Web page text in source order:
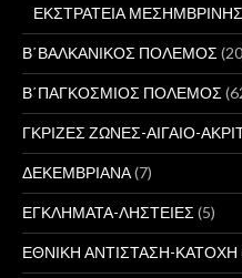
ΕΚΣΤΡΑΤΕΙΑ ΜΕΣΗΜΒΡΙΝΗΣ
Β΄ΒΑΛΚΑΝΙΚΟΣ ΠΟΛΕΜΟΣ
Β΄ΠΑΓΚΟΣΜΙΟΣ ΠΟΛΕΜΟΣ
ΓΚΡΙΖΕΣ ΖΩΝΕΣ-ΑΙΓΑΙΟ-
ΔΕΚΕΜΒΡΙΑΝΑ(7)
ΕΓΚΛΗΜΑΤΑ-ΛΗΣΤΕΙΕΣ (5)
ΕΘΝΙΚΗ ΑΝΤΙΣΤΑΣΗ-ΚΑΤΟΧΗ